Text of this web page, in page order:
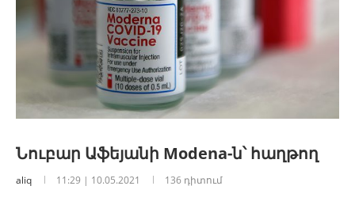
Նուբար Աֆեյանի Modena-ն՝ հաղթող
aliq 11:29 | 10.05.2021 136 դիտում